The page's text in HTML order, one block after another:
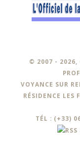
© 2007 - 2026,
VOYANCE SUR
RÉSIDENCE LES
TÉL : (+33)